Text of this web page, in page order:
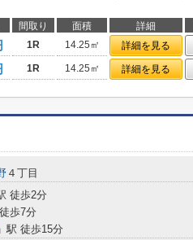
間取り 面積 詳細
1R 14.25㎡ 詳細を見る
1R 14.25㎡ 詳細を見る
４丁目
徒歩2分
歩7分
」駅 徒歩15分